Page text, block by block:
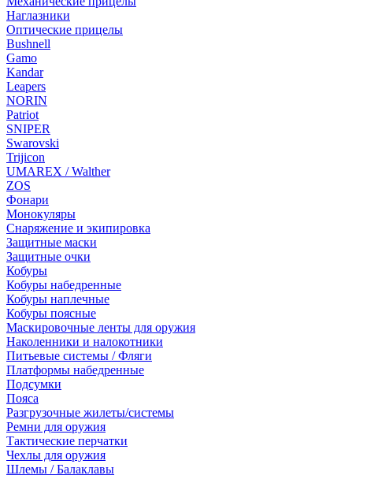
Наглазники
Оптические прицелы
Bushnell
Gamo
Kandar
Leapers
NORIN
Patriot
SNIPER
Swarovski
Trijicon
UMAREX / Walther
ZOS
Фонари
Монокуляры
Снаряжение и экипировка
Защитные маски
Защитные очки
Кобуры
Кобуры набедренные
Кобуры наплечные
Кобуры поясные
Маскировочные ленты для оружия
Наколенники и налокотники
Питьевые системы / Фляги
Платформы набедренные
Подсумки
Пояса
Разгрузочные жилеты/системы
Ремни для оружия
Тактические перчатки
Чехлы для оружия
Шлемы / Балаклавы